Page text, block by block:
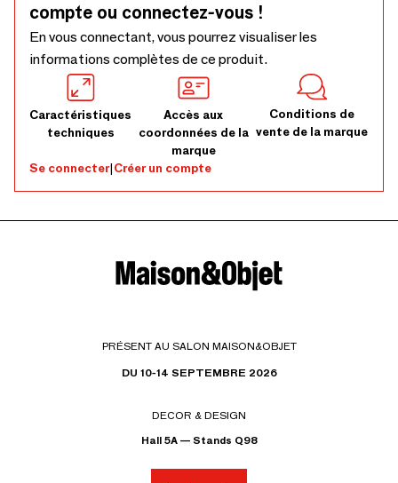
compte ou connectez-vous !
En vous connectant, vous pourrez visualiser les
informations complètes de ce produit.
Caractéristiques
techniques
Accès aux
coordonnées de la
marque
Conditions de
vente de la marque
Se connecter|Créer un compte
PRÉSENT AU SALON MAISON&OBJET
DU 10-14 SEPTEMBRE 2026
DECOR & DESIGN
Hall 5A — Stands Q98